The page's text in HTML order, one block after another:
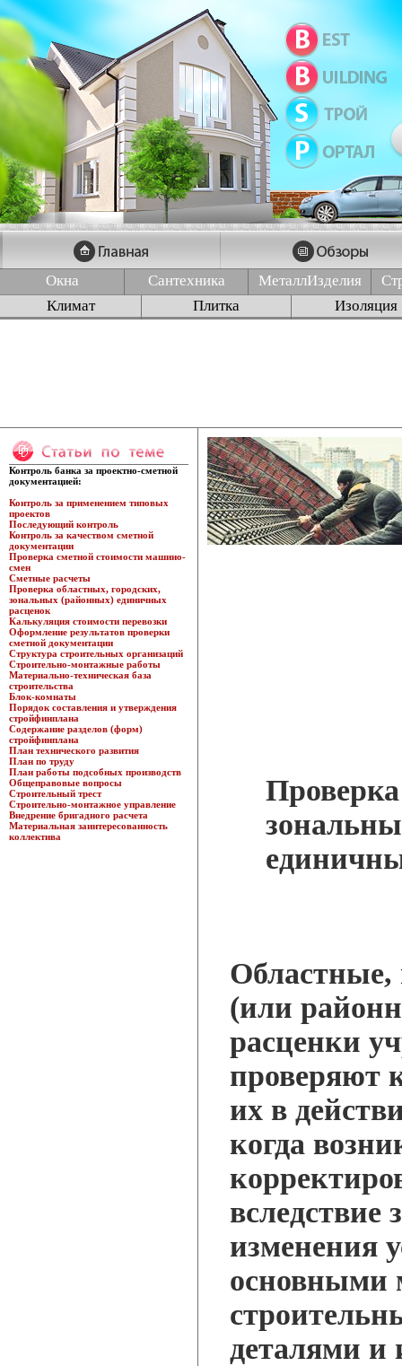
Окна Сантехника МеталлИзделия
Климат
Плитка Изоляция
Контроль банка за проектно-сметной
документацией:
Контроль за применением типовых
проектов
Последующий контроль
Контроль за качеством сметной
документации
Проверка сметной стоимости машино-
смен
Сметные расчеты
Проверка областных, городских,
зональных (районных) единичных
расценок
Калькуляция стоимости перевозки
Оформление результатов проверки
сметной документации
Структура строительных организаций
Строительно-монтажные работы
Материально-техническая база
строительства
Блок-комнаты
Порядок составления и утверждения
стройфинплана
Содержание разделов (форм)
стройфинплана
План технического развития
План по труду
План работы подсобных производств
Общеправовые вопросы
Строительный трест
Строительно-монтажное управление
Внедрение бригадного расчета
Материальная заинтересованность
коллектива
Областные,
(или
расценки
проверяют
их в
когда
вследствие
изменения
основными
деталями и